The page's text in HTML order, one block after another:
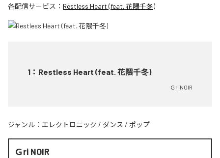
各配信サービス： Restless Heart (feat. 花隈千冬)
1 ： Restless Heart (feat. 花隈千冬)
Ｇri NOIR
ジャンル： エレクトロニック / ダンス / ポップ
Ｇri NOIR